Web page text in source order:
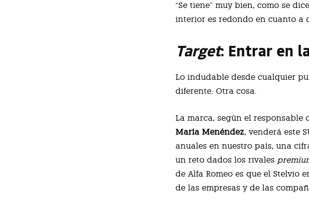
“Se tiene” muy bien, como se
interior es redondo en cuanto a
Target: Entrar en
Lo indudable desde cualquier
diferente. Otra cosa.
La marca, según el responsable
María Menéndez, venderá este
anuales en nuestro país, una
un reto dados los rivales
de Alfa Romeo es que el Stelvio
de las empresas y de las